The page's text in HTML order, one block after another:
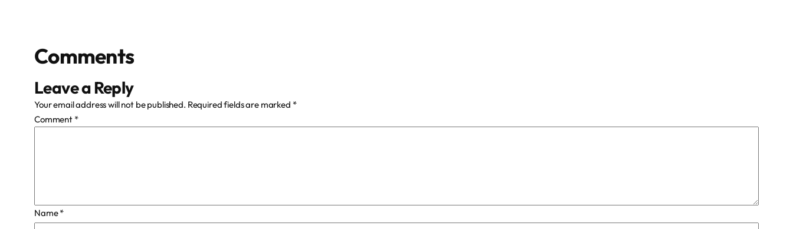
Comments
Leave a Reply
Your email address will not be published. Required fields are marked *
Comment *
Name*